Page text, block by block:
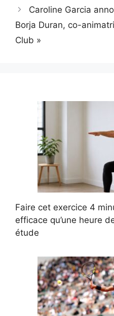
Caroline Garcia
Borja Duran, co-
Club »
Faire cet exercice 4
efficace qu’une heure
étude